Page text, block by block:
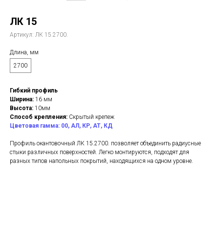
ЛК 15
Артикул: ЛК 15.2700.
Длина, мм
2700
Гибкий профиль
Ширина: 16 мм
Высота: 10мм
Способ крепления: Скрытый крепеж
Цветовая гамма: 00, АЛ, КР, АТ, КД
Профиль окантовочный ЛК 15.2700. позволяет объединить радиусные
стыки различных поверхностей. Легко монтируются, подходят для
разных типов напольных покрытий, находящихся на одном уровне.